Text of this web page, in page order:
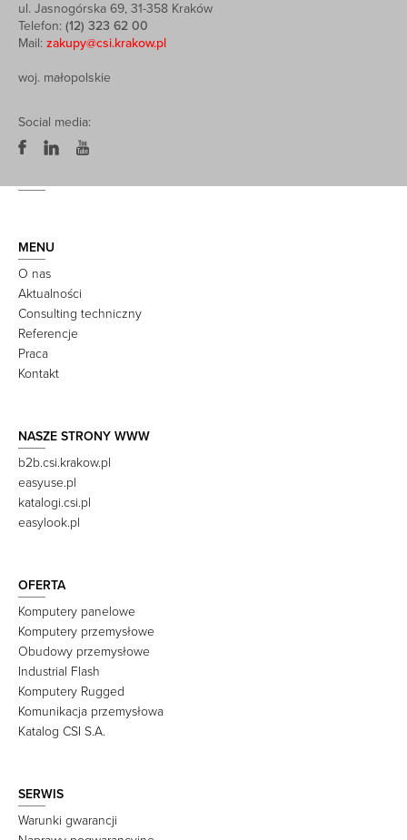
ul. Jasnogórska 69, 31-358 Kraków
Telefon: (12) 323 62 00
Mail: zakupy@csi.krakow.pl
woj. małopolskie
Social media:
MENU
O nas
Aktualności
Consulting techniczny
Referencje
Praca
Kontakt
NASZE STRONY WWW
b2b.csi.krakow.pl
easyuse.pl
katalogi.csi.pl
easylook.pl
OFERTA
Komputery panelowe
Komputery przemysłowe
Obudowy przemysłowe
Industrial Flash
Komputery Rugged
Komunikacja przemysłowa
Katalog CSI S.A.
SERWIS
Warunki gwarancji